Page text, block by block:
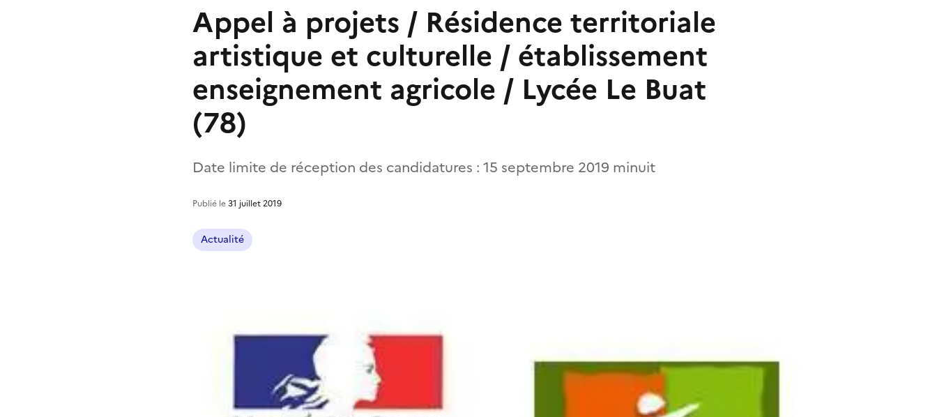
Appel à projets / Résidence territoriale
artistique et culturelle / établissement
enseignement agricole / Lycée Le Buat
(78)
Date limite de réception des candidatures : 15 septembre 2019 minuit
Publié le31 juillet 2019
Actualité